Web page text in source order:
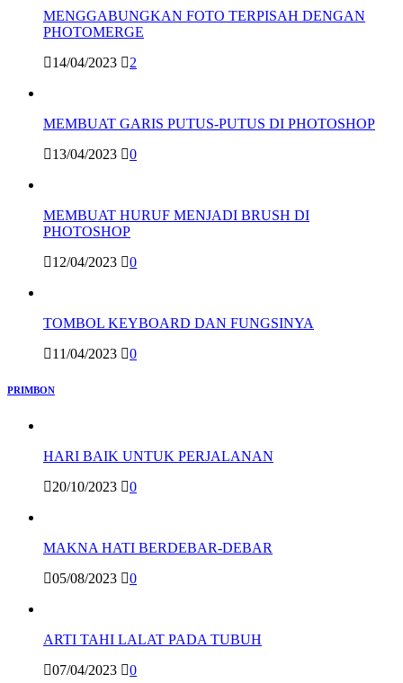
MENGGABUNGKAN FOTO TERPISAH DENGAN
PHOTOMERGE
14/04/2023
2
MEMBUAT GARIS PUTUS-PUTUS DI PHOTOSHOP
13/04/2023
0
MEMBUAT HURUF MENJADI BRUSH DI
PHOTOSHOP
12/04/2023
0
TOMBOL KEYBOARD DAN FUNGSINYA
11/04/2023
0
PRIMBON
HARI BAIK UNTUK PERJALANAN
20/10/2023
0
MAKNA HATI BERDEBAR-DEBAR
05/08/2023
0
ARTI TAHI LALAT PADA TUBUH
07/04/2023
0